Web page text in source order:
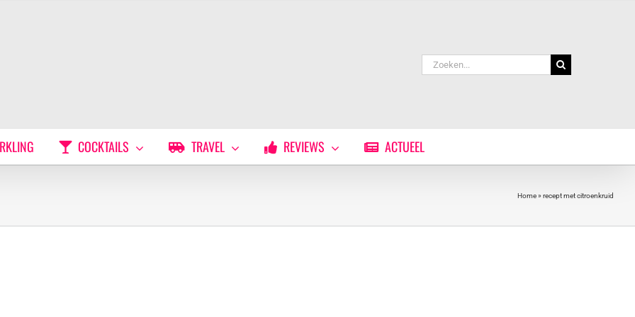
Zoeken
naar:
COCKTAILS TRAVEL REVIEWS ACTUEEL
Home» recept met citroenkruid